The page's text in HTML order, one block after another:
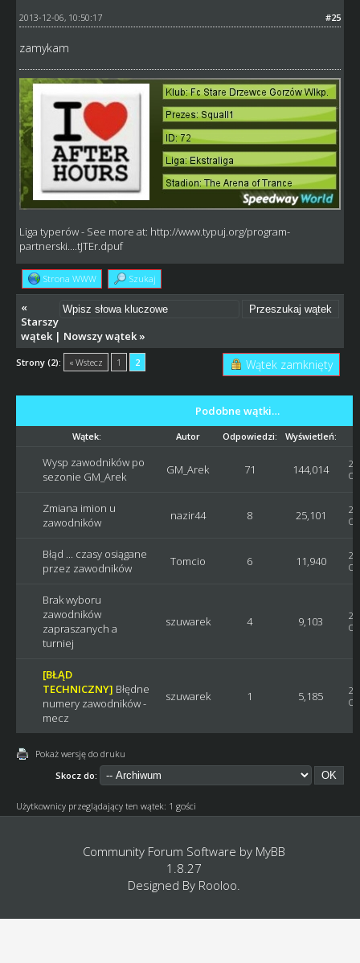
#25
2013-12-06, 10:50:17
zamykam
Liga typerów- See more at: http://www.typuj.org/program-
partnerski....tJTEr.dpuf
Strona WWW Szukaj
«
Starszy
wątek| Nowszy wątek»
Strony (2): « Wstecz 1 2 Wątek zamknięty
Podobne wątki…
Wątek: Autor Odpowiedzi: Wyświetleń:
Wysp zawodników po
sezonie GM_Arek
GM_Arek 71 144,014
Zmiana imion u
zawodników
nazir44 8 25,101
Błąd ... czasy osiągane
przez zawodników
Tomcio 6 11,940
Brak wyboru
zawodników
zapraszanych a
turniej
szuwarek 4 9,103
[BŁĄD
TECHNICZNY] Błędne
numery zawodników -
mecz
szuwarek 1 5,185
Pokaż wersję do druku
Skocz do:
Użytkownicy przeglądający ten wątek: 1 gości
Community Forum Software by MyBB
1.8.27
Designed By Rooloo.